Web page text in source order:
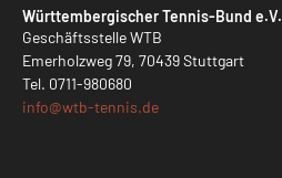
Württembergischer Tennis-Bund e.V.
Geschäftsstelle WTB
Emerholzweg 79, 70439 Stuttgart
Tel. 0711-980680
info@wtb-tennis.de